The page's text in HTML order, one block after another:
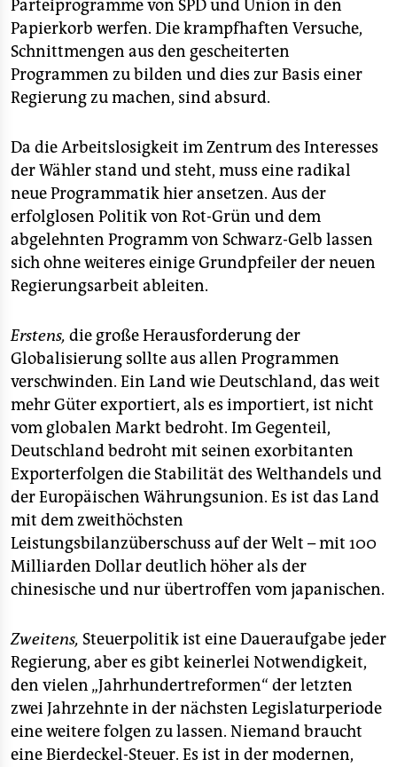
genossenschaft
epaper login
Parteiprogramme von SPD und Union in den
Papierkorb werfen. Die krampfhaften Versuche,
Schnittmengen aus den gescheiterten
Programmen zu bilden und dies zur Basis einer
Regierung zu machen, sind absurd.
Da die Arbeitslosigkeit im Zentrum des Interesses
der Wähler stand und steht, muss eine radikal
neue Programmatik hier ansetzen. Aus der
erfolglosen Politik von Rot-Grün und dem
abgelehnten Programm von Schwarz-Gelb lassen
sich ohne weiteres einige Grundpfeiler der neuen
Regierungsarbeit ableiten.
Erstens, die große Herausforderung der
Globalisierung sollte aus allen Programmen
verschwinden. Ein Land wie Deutschland, das weit
mehr Güter exportiert, als es importiert, ist nicht
vom globalen Markt bedroht. Im Gegenteil,
Deutschland bedroht mit seinen exorbitanten
Exporterfolgen die Stabilität des Welthandels und
der Europäischen Währungsunion. Es ist das Land
mit dem zweithöchsten
Leistungsbilanzüberschuss auf der Welt – mit 100
Milliarden Dollar deutlich höher als der
chinesische und nur übertroffen vom japanischen.
Zweitens, Steuerpolitik ist eine Daueraufgabe jeder
Regierung, aber es gibt keinerlei Notwendigkeit,
den vielen „Jahrhundertreformen“ der letzten
zwei Jahrzehnte in der nächsten Legislaturperiode
eine weitere folgen zu lassen. Niemand braucht
eine Bierdeckel-Steuer. Es ist in der modernen,